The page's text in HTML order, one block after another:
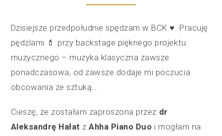
Dzisiejsze przedpołudnie spędzam w BCK ♥️. Pracuję
pędzlami 💄 przy backstage pięknego projektu
muzycznego – muzyka klasyczna zawsze
ponadczasowa, od zawsze dodaje mi poczucia
obcowania ze sztuką…
Cieszę, że zostałam zaproszona przez dr
Aleksandrę Hałat zAhha Piano Duo i mogłam na